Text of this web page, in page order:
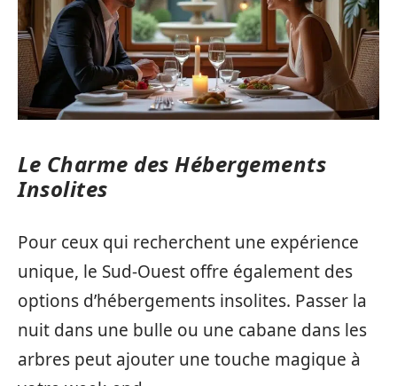
Le Charme des Hébergements
Insolites
Pour ceux qui recherchent une expérience
unique, le Sud-Ouest offre également des
options d’hébergements insolites. Passer la
nuit dans une bulle ou une cabane dans les
arbres peut ajouter une touche magique à